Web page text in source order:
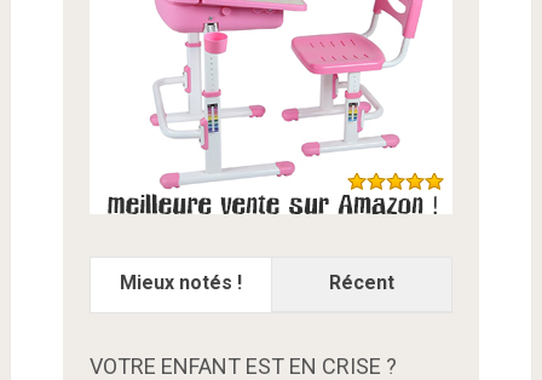
Mieux notés ! Récent
VOTRE ENFANT EST EN CRISE ?